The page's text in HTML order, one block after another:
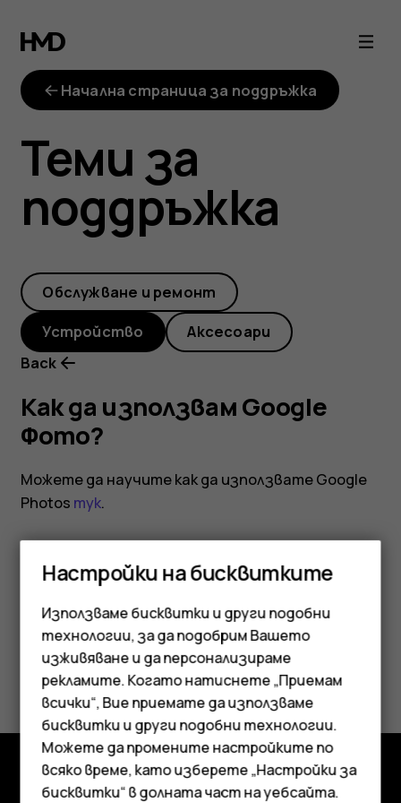
Как
да
използвам
Google
Фото?
Смартфони
Мобилни телефони
Аксесоари
Начална страница за поддръжка
Теми за
поддръжка
Обслужване и ремонт
Устройство
Аксесоари
Back
Как да използвам Google
Фото?
Можете да научите как да използвате Google
Photos тук.
Полезен ли беше този отговор?
Да
Изследвайте
Настройки на бисквитките
Използваме бисквитки и други подобни
технологии, за да подобрим Вашето
изживяване и да персонализираме
рекламите. Когато натиснете „Приемам
всички“, Вие приемате да използваме
бисквитки и други подобни технологии.
Можете да промените настройките по
всяко време, като изберете „Настройки за
бисквитки“ в долната част на уебсайта.